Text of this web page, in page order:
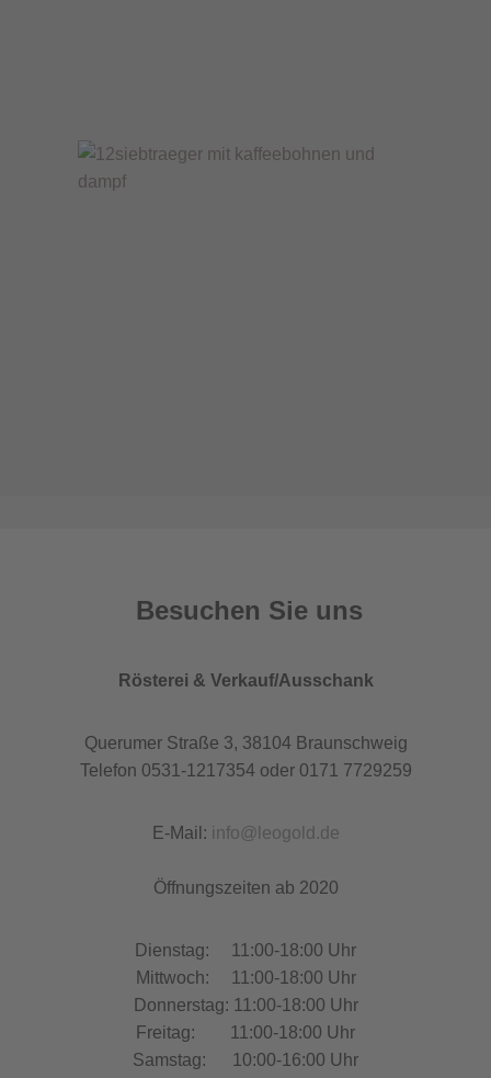
Besuchen Sie uns
Rösterei & Verkauf/Ausschank
Querumer Straße 3, 38104 Braunschweig
Telefon 0531-1217354 oder 0171 7729259
E-Mail: info@leogold.de
Öffnungszeiten ab 2020
Dienstag: 11:00-18:00 Uhr
Mittwoch: 11:00-18:00 Uhr
Donnerstag: 11:00-18:00 Uhr
Freitag: 11:00-18:00 Uhr
Samstag: 10:00-16:00 Uhr